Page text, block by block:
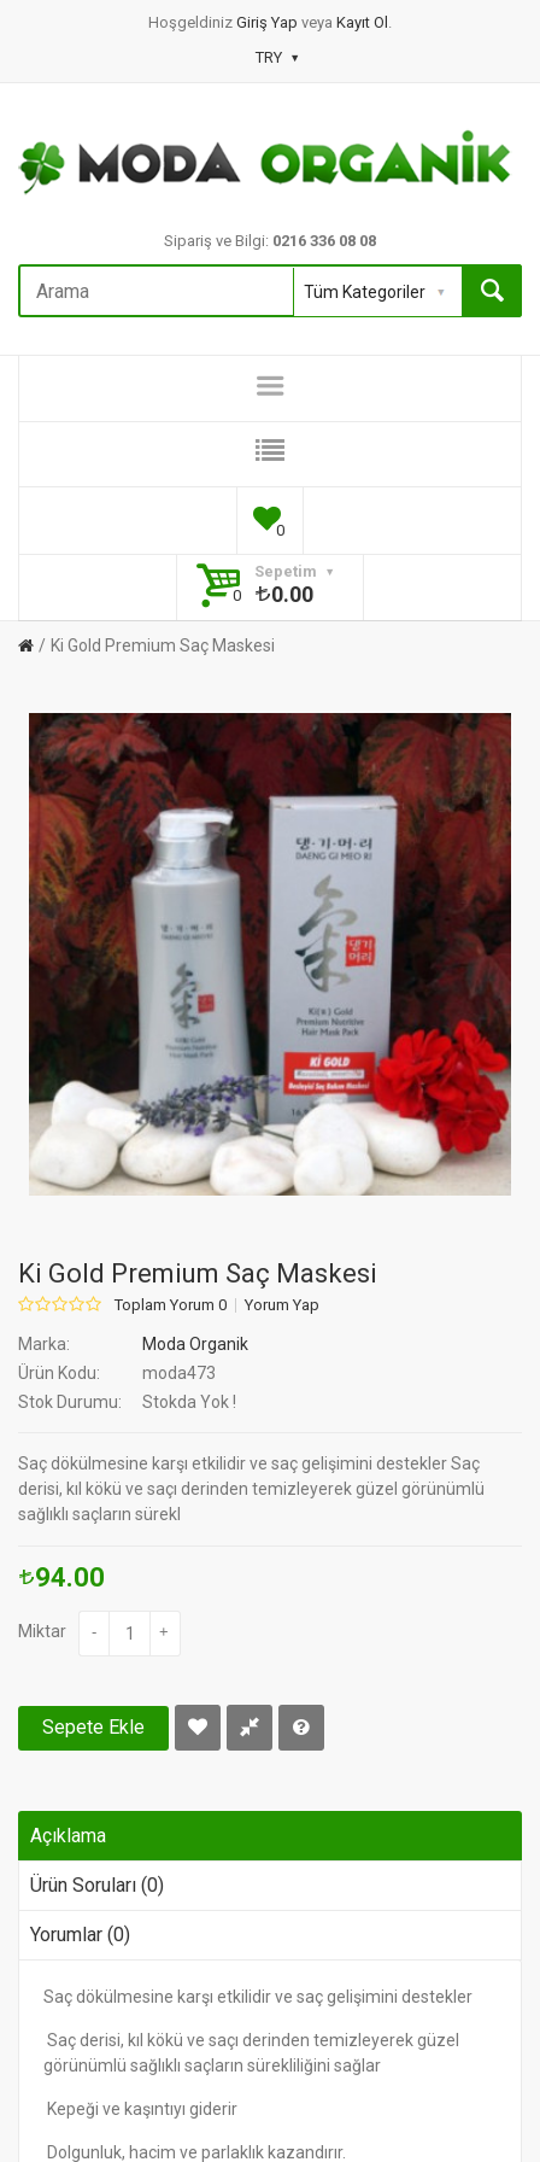
Hoşgeldiniz Giriş Yap veya Kayıt Ol .
TRY
Sipariş ve Bilgi: 0216 336 08 08
0
Sepetim
0
0.00
Ki Gold Premium Saç Maskesi
Ki Gold Premium Saç Maskesi
Toplam Yorum 0 Yorum Yap
Marka:
Moda Organik
Ürün Kodu:
moda473
Stok Durumu:
Stokda Yok !
Saç dökülmesine karşı etkilidir ve saç gelişimini destekler Saç
derisi, kıl kökü ve saçı derinden temizleyerek güzel görünümlü
sağlıklı saçların sürekl
94.00
Miktar - +
Sepete Ekle
Açıklama
Ürün Soruları (0)
Yorumlar (0)
Saç dökülmesine karşı etkilidir ve saç gelişimini destekler
Saç derisi, kıl kökü ve saçı derinden temizleyerek güzel
görünümlü sağlıklı saçların sürekliliğini sağlar
Kepeği ve kaşıntıyı giderir
Dolgunluk, hacim ve parlaklık kazandırır.